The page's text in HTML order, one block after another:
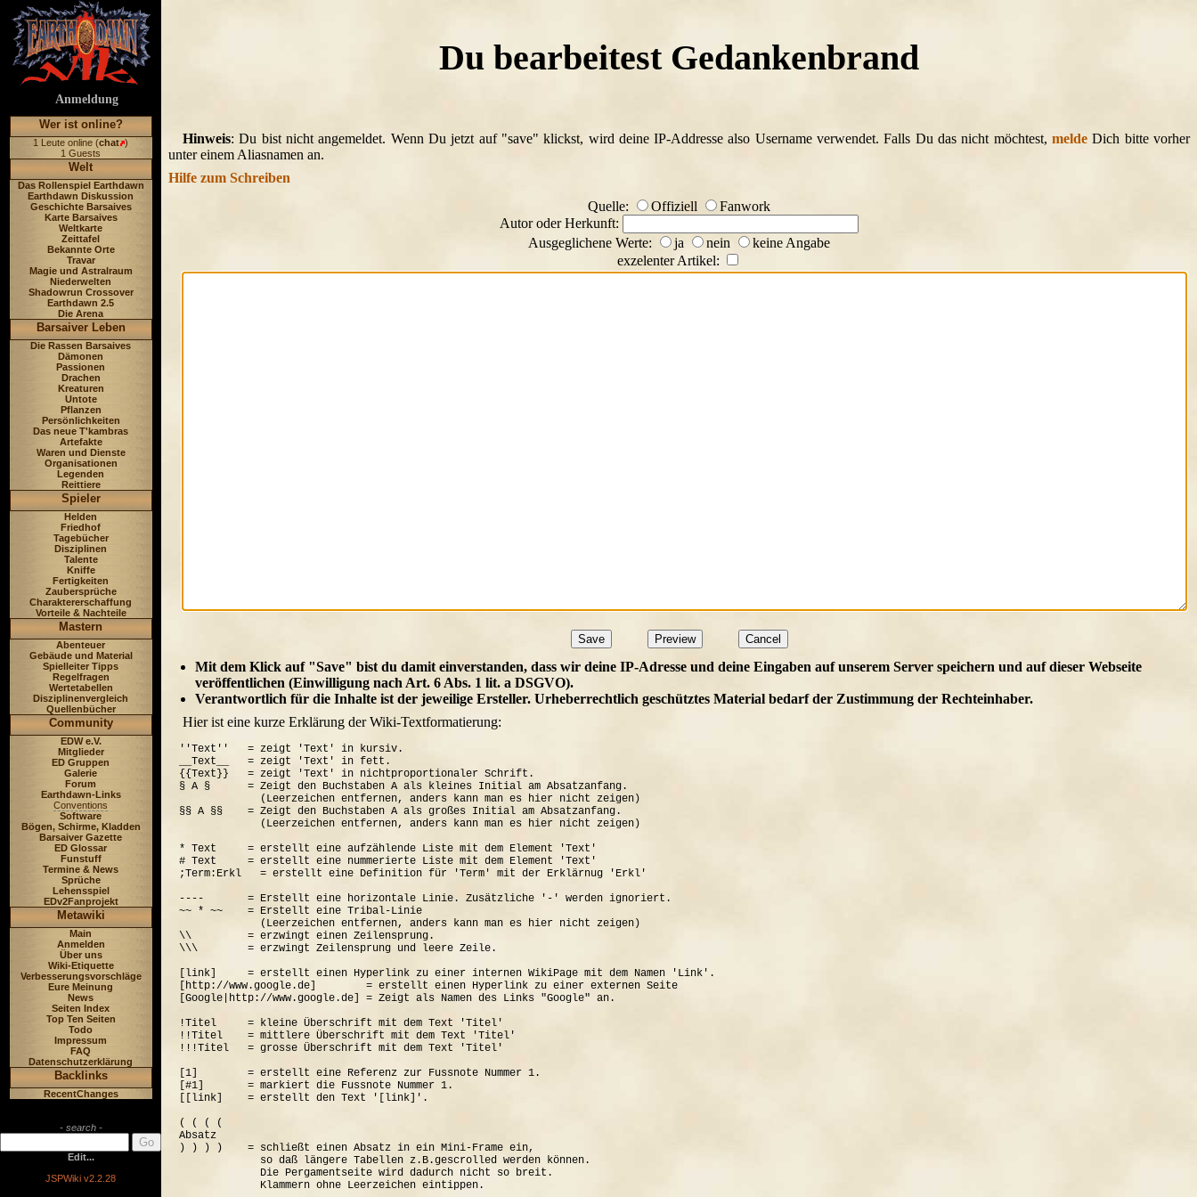
Anmeldung
Wer ist online?
1 Leute online (chat )
1 Guests
Welt
Das Rollenspiel Earthdawn
Earthdawn Diskussion
Geschichte Barsaives
Karte Barsaives
Weltkarte
Zeittafel
Bekannte Orte
Travar
Magie und Astralraum
Niederwelten
Shadowrun Crossover
Earthdawn 2.5
Die Arena
Barsaiver Leben
Die Rassen Barsaives
Dämonen
Passionen
Drachen
Kreaturen
Untote
Pflanzen
Persönlichkeiten
Das neue T'kambras
Artefakte
Waren und Dienste
Organisationen
Legenden
Reittiere
Spieler
Helden
Friedhof
Tagebücher
Disziplinen
Talente
Kniffe
Fertigkeiten
Zaubersprüche
Charaktererschaffung
Vorteile & Nachteile
Mastern
Abenteuer
Gebäude und Material
Spielleiter Tipps
Regelfragen
Wertetabellen
Disziplinenvergleich
Quellenbücher
Community
EDW e.V.
Mitglieder
ED Gruppen
Galerie
Forum
Earthdawn-Links
Conventions
Software
Bögen, Schirme, Kladden
Barsaiver Gazette
ED Glossar
Funstuff
Termine & News
Sprüche
Lehensspiel
EDv2Fanprojekt
Metawiki
Main
Anmelden
Über uns
Wiki-Etiquette
Verbesserungsvorschläge
Eure Meinung
News
Seiten Index
Top Ten Seiten
Todo
Impressum
FAQ
Datenschutzerklärung
Backlinks
RecentChanges
- search -
Edit...
JSPWiki v2.2.28
Du bearbeitest Gedankenbrand
Hinweis: Du bist nicht angemeldet. Wenn Du jetzt auf "save" klickst, wird deine IP-Addresse also Username verwendet. Falls Du das nicht möchtest,melde Dich bitte vorher
unter einem Aliasnamen an.
Hilfe zum Schreiben
Quelle:
Offiziell
Fanwork
Autor oder Herkunft:
Ausgeglichene Werte:
ja nein
keine Angabe
exzelenter Artikel:
Mit dem Klick auf "Save" bist du damit einverstanden, dass wir deine IP-Adresse und deine Eingaben auf unserem Server speichern und auf dieser Webseite
veröffentlichen (Einwilligung nach Art. 6 Abs. 1 lit. a DSGVO).
Verantwortlich für die Inhalte ist der jeweilige Ersteller. Urheberrechtlich geschütztes Material bedarf der Zustimmung der Rechteinhaber.
Hier ist eine kurze Erklärung der Wiki-Textformatierung:
''Text''   = zeigt 'Text' in kursiv.
__Text__   = zeigt 'Text' in fett.
{{Text}}   = zeigt 'Text' in nichtproportionaler Schrift.
§ A §      = Zeigt den Buchstaben A als kleines Initial am Absatzanfang.
             (Leerzeichen entfernen, anders kann man es hier nicht zeigen)
§§ A §§    = Zeigt den Buchstaben A als großes Initial am Absatzanfang.
             (Leerzeichen entfernen, anders kann man es hier nicht zeigen)
* Text     = erstellt eine aufzählende Liste mit dem Element 'Text'
# Text     = erstellt eine nummerierte Liste mit dem Element 'Text'
;Term:Erkl   = erstellt eine Definition für 'Term' mit der Erklärnug 'Erkl'
----       = Erstellt eine horizontale Linie. Zusätzliche '-' werden ignoriert.
~~ * ~~    = Erstellt eine Tribal-Linie
             (Leerzeichen entfernen, anders kann man es hier nicht zeigen)
\\         = erzwingt einen Zeilensprung.
\\\        = erzwingt Zeilensprung und leere Zeile.
[link]     = erstellt einen Hyperlink zu einer internen WikiPage mit dem Namen 'Link'.
[http://www.google.de]        = erstellt einen Hyperlink zu einer externen Seite
[Google|http://www.google.de] = Zeigt als Namen des Links "Google" an.
!Titel     = kleine Überschrift mit dem Text 'Titel'
!!Titel    = mittlere Überschrift mit dem Text 'Titel'
!!!Titel   = grosse Überschrift mit dem Text 'Titel'
[1]        = erstellt eine Referenz zur Fussnote Nummer 1.
[#1]       = markiert die Fussnote Nummer 1.
[[link]    = erstellt den Text '[link]'.
( ( ( (
Absatz
) ) ) )    = schließt einen Absatz in ein Mini-Frame ein,
             so daß längere Tabellen z.B.gescrolled werden können.
             Die Pergamentseite wird dadurch nicht so breit.